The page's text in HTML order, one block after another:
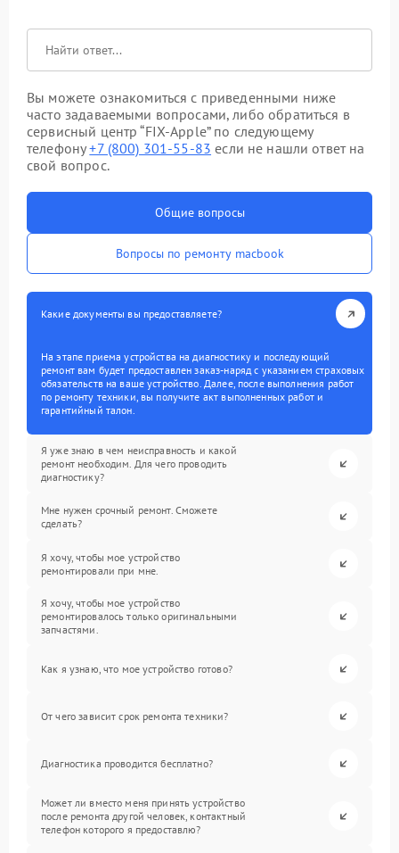
Вы можете ознакомиться с приведенными ниже
часто задаваемыми вопросами, либо обратиться в
сервисный центр “FIX-Apple” по следующему
телефону+7 (800) 301-55-83 если не нашли ответ на
свой вопрос.
Общие вопросы
Вопросы по ремонту macbook
Какие документы вы предоставляете?
На этапе приема устройства на диагностику и последующий
ремонт вам будет предоставлен заказ-наряд с указанием страховых
обязательств на ваше устройство. Далее, после выполнения работ
по ремонту техники, вы получите акт выполненных работ и
гарантийный талон.
Я уже знаю в чем неисправность и какой
ремонт необходим. Для чего проводить
диагностику?
Мне нужен срочный ремонт. Сможете
сделать?
Я хочу, чтобы мое устройство
ремонтировали при мне.
Я хочу, чтобы мое устройство
ремонтировалось только оригинальными
запчастями.
Как я узнаю, что мое устройство готово?
От чего зависит срок ремонта техники?
Диагностика проводится бесплатно?
Может ли вместо меня принять устройство
после ремонта другой человек, контактный
телефон которого я предоставлю?